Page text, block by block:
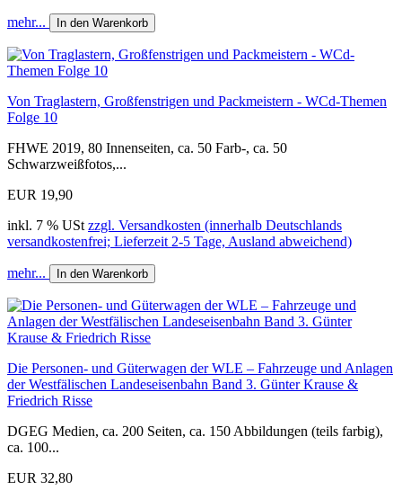
mehr... In den Warenkorb
Von Traglastern, Großfenstrigen und Packmeistern - WCd-Themen
Folge 10
FHWE 2019, 80 Innenseiten, ca. 50 Farb-, ca. 50
Schwarzweißfotos,...
EUR 19,90
inkl. 7 % USt zzgl. Versandkosten (innerhalb Deutschlands
versandkostenfrei; Lieferzeit 2-5 Tage, Ausland abweichend)
mehr... In den Warenkorb
Die Personen- und Güterwagen der WLE – Fahrzeuge und Anlagen
der Westfälischen Landes­eisenbahn Band 3. Günter Krause &
Friedrich Risse
DGEG Medien, ca. 200 Seiten, ca. 150 Abbildungen (teils farbig),
ca. 100...
EUR 32,80